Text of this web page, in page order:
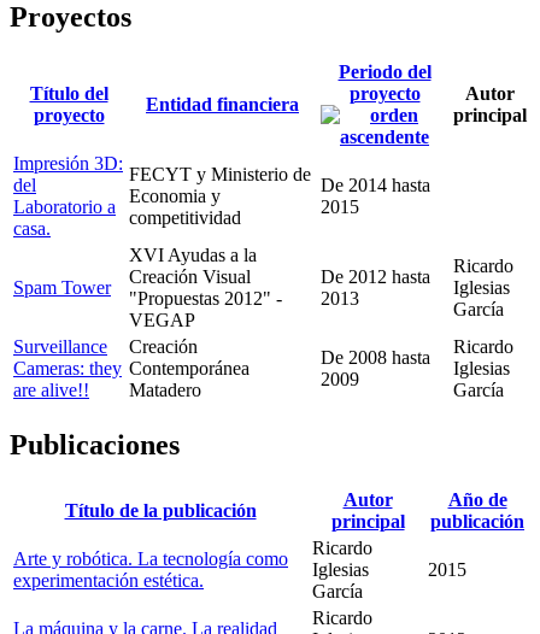
Proyectos
Título del
proyecto
Entidad financiera
Periodo del
proyecto
Autor
principal
Impresión 3D:
del
Laboratorio a
casa.
FECYT y Ministerio de
Economia y
competitividad
De 2014 hasta
2015
Spam Tower
XVI Ayudas a la
Creación Visual
"Propuestas 2012" -
VEGAP
De 2012 hasta
2013
Ricardo
Iglesias
García
Surveillance
Cameras: they
are alive!!
Creación
Contemporánea
Matadero
De 2008 hasta
2009
Ricardo
Iglesias
García
Publicaciones
Título de la publicación
Autor
principal
Año de
publicación
Arte y robótica. La tecnología como
experimentación estética.
Ricardo
Iglesias
García
2015
La máquina y la carne. La realidad
Ricardo